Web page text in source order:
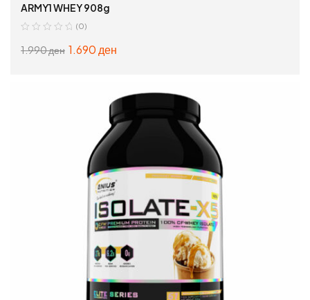
ARMY1 WHEY 908g
(0)
1.990ден 1.690 ден
ИЗБЕРИ ОПЦИИ